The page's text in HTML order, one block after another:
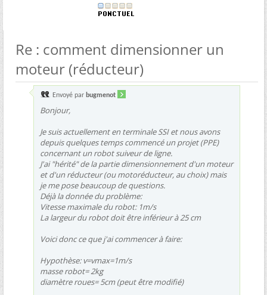
Re : comment dimensionner un
moteur (réducteur)
Envoyé par bugmenot
Bonjour,
Je suis actuellement en terminale SSI et nous avons
depuis quelques temps commencé un projet (PPE)
concernant un robot suiveur de ligne.
J'ai "hérité" de la partie dimensionnement d'un moteur
et d'un réducteur (ou motoréducteur, au choix) mais
je me pose beaucoup de questions.
Déjà la donnée du problème:
Vitesse maximale du robot: 1m/s
La largeur du robot doit être inférieur à 25 cm
Voici donc ce que j'ai commencer à faire:
Hypothèse: v=vmax=1m/s
masse robot= 2kg
diamètre roues= 5cm (peut être modifié)